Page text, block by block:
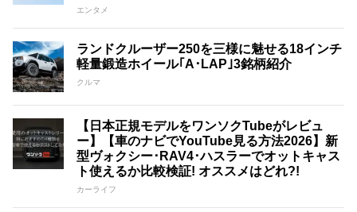
エンタメ
ランドクルーザー250を三様に魅せる18インチ
軽量鍛造ホイール｢A･LAP｣3銘柄紹介
クルマ
【日本正規モデルをワンソクTubeがレビュ
ー】【車のナビでYouTube見る方法2026】新
型ヴォクシー･RAV4･ハスラーでオットキャス
ト使えるか比較検証! オススメはどれ?!
カーライフ